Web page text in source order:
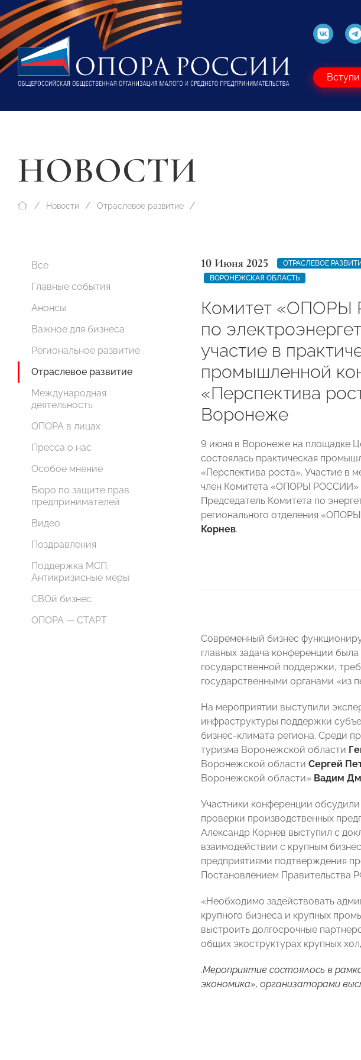
НОВОСТИ
Новости Отраслевое развитие
Все
Главные события
Анонсы
Важное для бизнеса
Региональное развитие
Отраслевое развитие
Международная
деятельность
ОПОРА в лицах
Пресса о нас
Особое мнение
Бюро по защите прав
предпринимателей
Видео
Поздравления
Поддержка МСП.
Антикризисные меры
СВОй бизнес
ОПОРА — СТАРТ
10 Июня 2025 ОТРАСЛЕВОЕ
ВОРОНЕЖСКАЯ ОБЛАСТЬ
Комитет
по
участие в
промышленной
«Перспектива
Воронеже
9 июня в Воронеже на площадке
состоялась практическая
«Перспектива роста». Участие в
член Комитета «ОПОРЫ РОССИИ»
Председатель Комитета по
регионального отделения
Корнев.
Современный бизнес
главных задача конференции
государственной поддержки,
государственными органами «из
На мероприятии выступили
инфраструктуры поддержки
бизнес-климата региона. Среди
туризма Воронежской области
Воронежской области Сергей
Воронежской области» Вадим
Участники конференции
проверки производственных
Александр Корнев выступил с
взаимодействии с крупным
предприятиями подтверждения
Постановлением Правительства
«Необходимо задействовать
крупного бизнеса и крупных
выстроить долгосрочные
общих экоструктурах крупных
.Мероприятие состоялось в
экономика», организаторами